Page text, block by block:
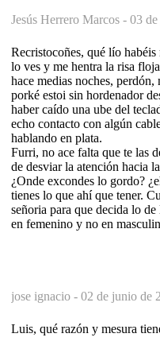
Jesús Herrero Marcos - 03
Recristocoñes, qué lío
lo ves y me hentra la risa
hace medias noches,
porké estoi sin hordenador
haber caído una ube del
echo contacto con algún
hablando en plata.
Furri, no ace falta que te las
de desviar la atención hacia
¿Onde excondes lo gordo?
tienes lo que ahí que tener.
señoria para que decida lo
en femenino y no en
jose ignacio - 02 de junio de
Luis, qué razón y mesura